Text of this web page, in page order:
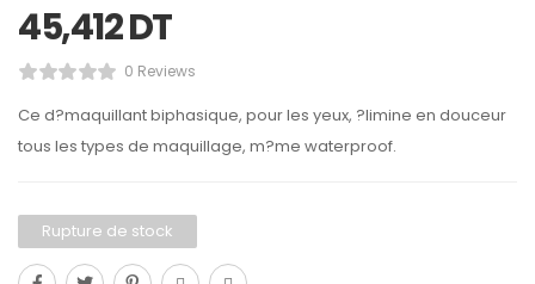
45,412DT
0 Reviews
Ce d?maquillant biphasique, pour les yeux, ?limine en douceur
tous les types de maquillage, m?me waterproof.
Rupture de stock